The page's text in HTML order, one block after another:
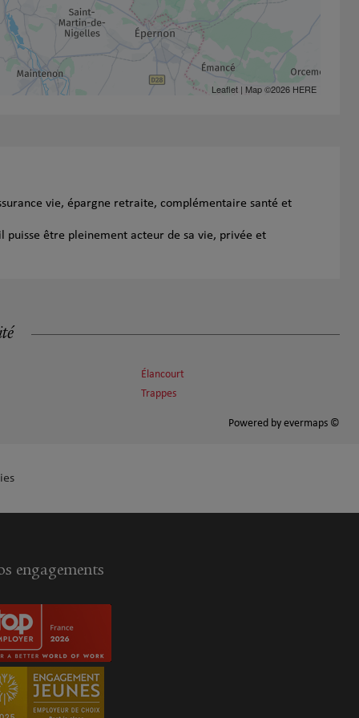
Leaflet| Map ©2026 HERE
vie, épargne retraite, complémentaire santé et
être pleinement acteur de sa vie, privée et
Élancourt
Trappes
Powered by evermaps ©
engagements